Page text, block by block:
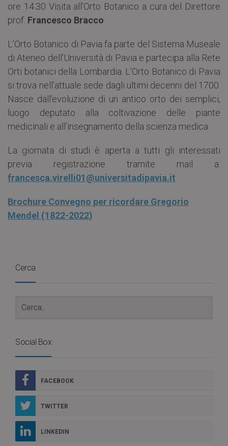
ore 14.30 Visita all’Orto Botanico a cura del Direttore
prof. Francesco Bracco
L’Orto Botanico di Pavia fa parte del Sistema Museale
di Ateneo dell’Università di Pavia e partecipa alla Rete
Orti botanici della Lombardia. L’Orto Botanico di Pavia
si trova nell’attuale sede dagli ultimi decenni del 1700.
Nasce dall’evoluzione di un antico orto dei semplici,
luogo deputato alla coltivazione delle piante
medicinali e all’insegnamento della scienza medica.
La giornata di studi è aperta a tutti gli interessati
previa registrazione tramite mail a:
francesca.virelli01@universitadipavia.it
Brochure Convegno per ricordare Gregorio
Mendel (1822-2022)
Cerca
Social Box
FACEBOOK
TWITTER
LINKEDIN